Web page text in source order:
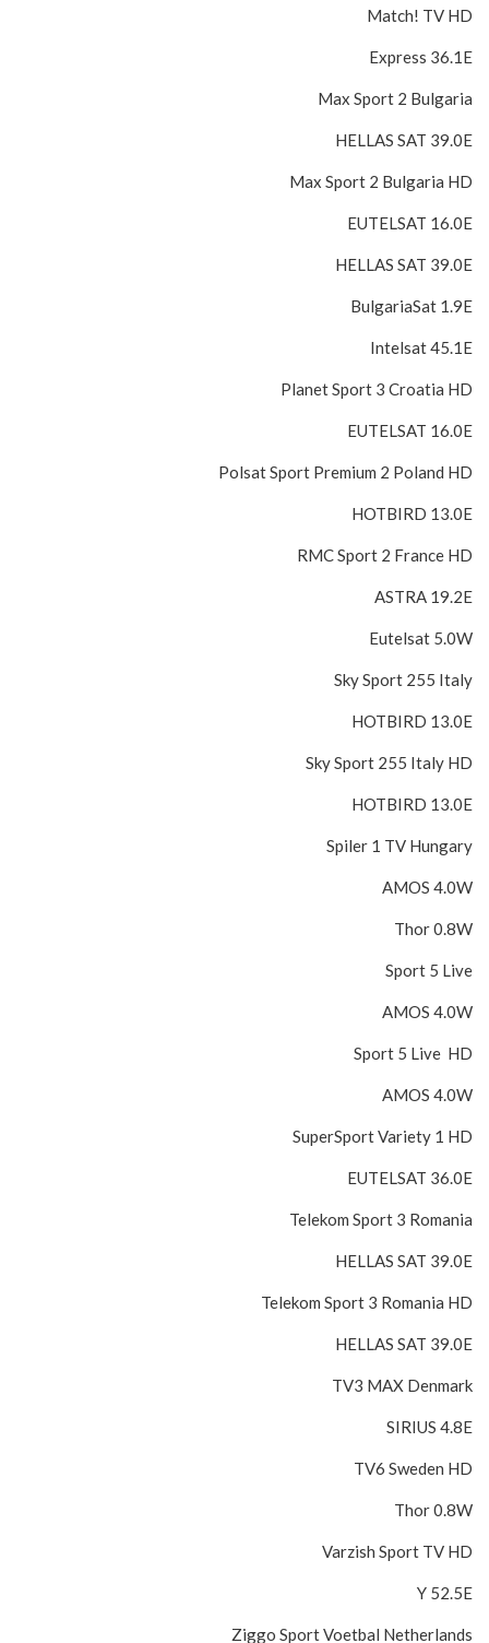
Match! TV HD
Express 36.1E
Max Sport 2 Bulgaria
HELLAS SAT 39.0E
Max Sport 2 Bulgaria HD
EUTELSAT 16.0E
HELLAS SAT 39.0E
BulgariaSat 1.9E
Intelsat 45.1E
Planet Sport 3 Croatia HD
EUTELSAT 16.0E
Polsat Sport Premium 2 Poland HD
HOTBIRD 13.0E
RMC Sport 2 France HD
ASTRA 19.2E
Eutelsat 5.0W
Sky Sport 255 Italy
HOTBIRD 13.0E
Sky Sport 255 Italy HD
HOTBIRD 13.0E
Spiler 1 TV Hungary
AMOS 4.0W
Thor 0.8W
Sport 5 Live
AMOS 4.0W
Sport 5 Live HD
AMOS 4.0W
SuperSport Variety 1 HD
EUTELSAT 36.0E
Telekom Sport 3 Romania
HELLAS SAT 39.0E
Telekom Sport 3 Romania HD
HELLAS SAT 39.0E
TV3 MAX Denmark
SIRIUS 4.8E
TV6 Sweden HD
Thor 0.8W
Varzish Sport TV HD
Y 52.5E
Ziggo Sport Voetbal Netherlands